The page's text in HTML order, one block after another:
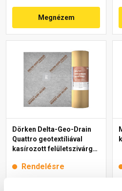
Megnézem
Dörken Delta-Geo-Drain
Quattro geotextíliával
kasírozott felületszivárgó
Rendelésre